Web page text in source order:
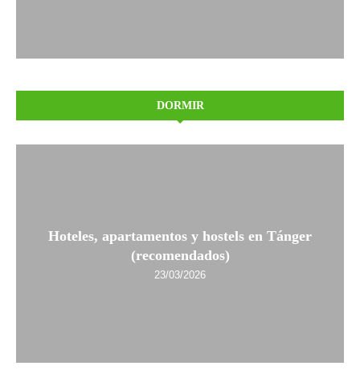
DORMIR
Hoteles, apartamentos y hostels en Tánger
(recomendados)
23/03/2026